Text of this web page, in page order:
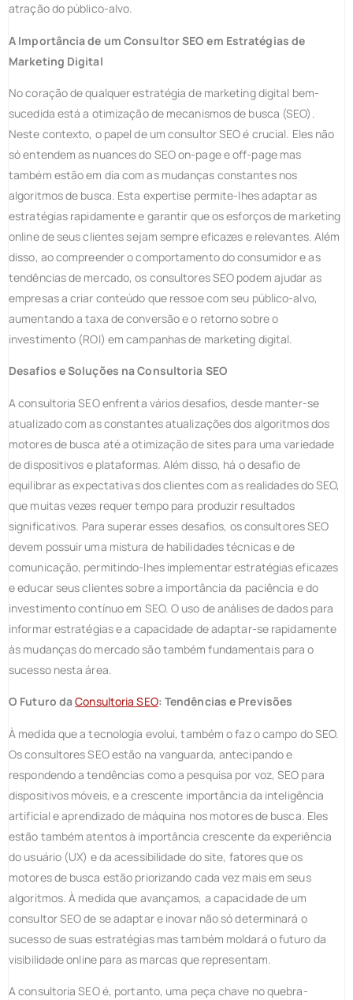
atração do público-alvo.
A Importância de um Consultor SEO em Estratégias de
Marketing Digital
No coração de qualquer estratégia de marketing digital bem-
sucedida está a otimização de mecanismos de busca (SEO).
Neste contexto, o papel de um consultor SEO é crucial. Eles não
só entendem as nuances do SEO on-page e off-page mas
também estão em dia com as mudanças constantes nos
algoritmos de busca. Esta expertise permite-lhes adaptar as
estratégias rapidamente e garantir que os esforços de marketing
online de seus clientes sejam sempre eficazes e relevantes. Além
disso, ao compreender o comportamento do consumidor e as
tendências de mercado, os consultores SEO podem ajudar as
empresas a criar conteúdo que ressoe com seu público-alvo,
aumentando a taxa de conversão e o retorno sobre o
investimento (ROI) em campanhas de marketing digital.
Desafios e Soluções na Consultoria SEO
A consultoria SEO enfrenta vários desafios, desde manter-se
atualizado com as constantes atualizações dos algoritmos dos
motores de busca até a otimização de sites para uma variedade
de dispositivos e plataformas. Além disso, há o desafio de
equilibrar as expectativas dos clientes com as realidades do SEO,
que muitas vezes requer tempo para produzir resultados
significativos. Para superar esses desafios, os consultores SEO
devem possuir uma mistura de habilidades técnicas e de
comunicação, permitindo-lhes implementar estratégias eficazes
e educar seus clientes sobre a importância da paciência e do
investimento contínuo em SEO. O uso de análises de dados para
informar estratégias e a capacidade de adaptar-se rapidamente
às mudanças do mercado são também fundamentais para o
sucesso nesta área.
O Futuro daConsultoria SEO: Tendências e Previsões
À medida que a tecnologia evolui, também o faz o campo do SEO.
Os consultores SEO estão na vanguarda, antecipando e
respondendo a tendências como a pesquisa por voz, SEO para
dispositivos móveis, e a crescente importância da inteligência
artificial e aprendizado de máquina nos motores de busca. Eles
estão também atentos à importância crescente da experiência
do usuário (UX) e da acessibilidade do site, fatores que os
motores de busca estão priorizando cada vez mais em seus
algoritmos. À medida que avançamos, a capacidade de um
consultor SEO de se adaptar e inovar não só determinará o
sucesso de suas estratégias mas também moldará o futuro da
visibilidade online para as marcas que representam.
A consultoria SEO é, portanto, uma peça chave no quebra-